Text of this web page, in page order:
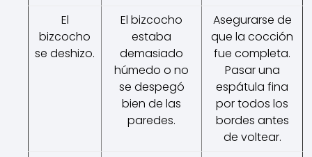
El
bizcocho
se deshizo.
El bizcocho
estaba
demasiado
húmedo o no
se despegó
bien de las
paredes.
Asegurarse de
que la cocción
fue completa.
Pasar una
espátula fina
por todos los
bordes antes
de voltear.